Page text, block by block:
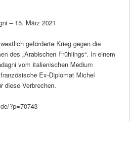
– 15. März 2021
geförderte Krieg gegen die
des „Arabischen Frühlings“. In einem
vom italienischen Medium
französische Ex-Diplomat Michel
diese Verbrechen.
?p=70743